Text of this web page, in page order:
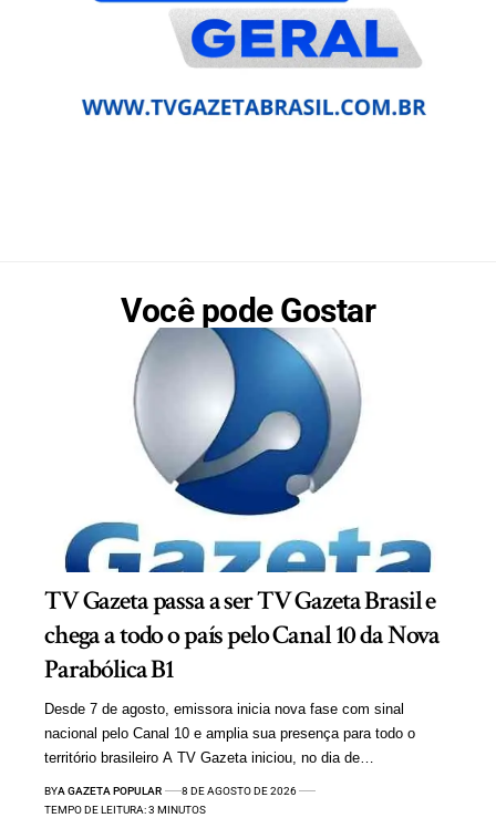
Você pode Gostar
TV Gazeta passa a ser TV Gazeta Brasil e
chega a todo o país pelo Canal 10 da Nova
Parabólica B1
Desde 7 de agosto, emissora inicia nova fase com sinal
nacional pelo Canal 10 e amplia sua presença para todo o
território brasileiro A TV Gazeta iniciou, no dia de…
BYA GAZETA POPULAR
8 DE AGOSTO DE 2026
TEMPO DE LEITURA: 3 MINUTOS